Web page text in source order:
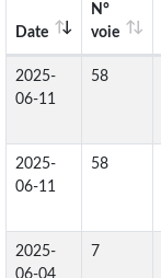
Date
N°
voie
2025-
06-11
58
2025-
06-11
58
2025-
06-04
7